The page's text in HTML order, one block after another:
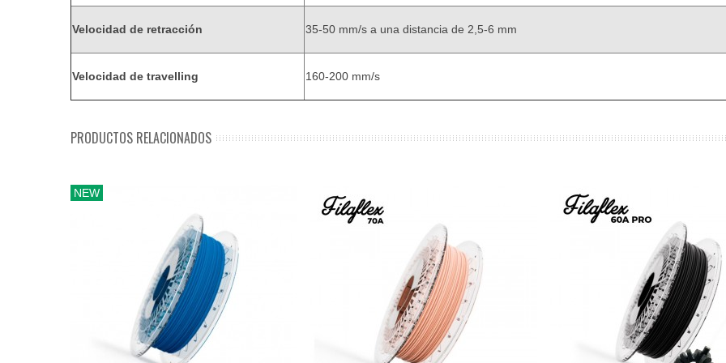
Velocidad de retracción 35-50 mm/s a una distancia de 2,5-6 mm
Velocidad de travelling 160-200 mm/s
PRODUCTOS RELACIONADOS
NEW